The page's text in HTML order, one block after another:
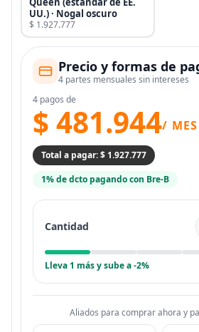
UU.) · Nogal oscuro
$ 1.927.777
Precio y formas de
4 partes mensuales sin intereses
4 pagos de
$ 481.944/ MES
Total a pagar: $ 1.927.777
1% de dcto pagando con Bre-B
Cantidad
Lleva 1 más y sube a -2%
Aliados para comprar ahora y